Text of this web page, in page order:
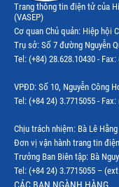
Trang thông tin điện tử của
(VASEP)
Cơ quan Chủ quản: Hiệp hội
Trụ sở: Số 7 đường Nguyễn
Tel: (+84) 28.628.10430 -
VPĐD: Số 10, Nguyễn Công
Tel: (+84 24) 3.7715055 -
Chịu trách nhiệm: Bà Lê
Đơn vị vận hành trang tin
Trưởng Ban Biên tập: Bà
Tel: (+84 24) 3.7715055 –
CÁC BAN NGÀNH HÀNG